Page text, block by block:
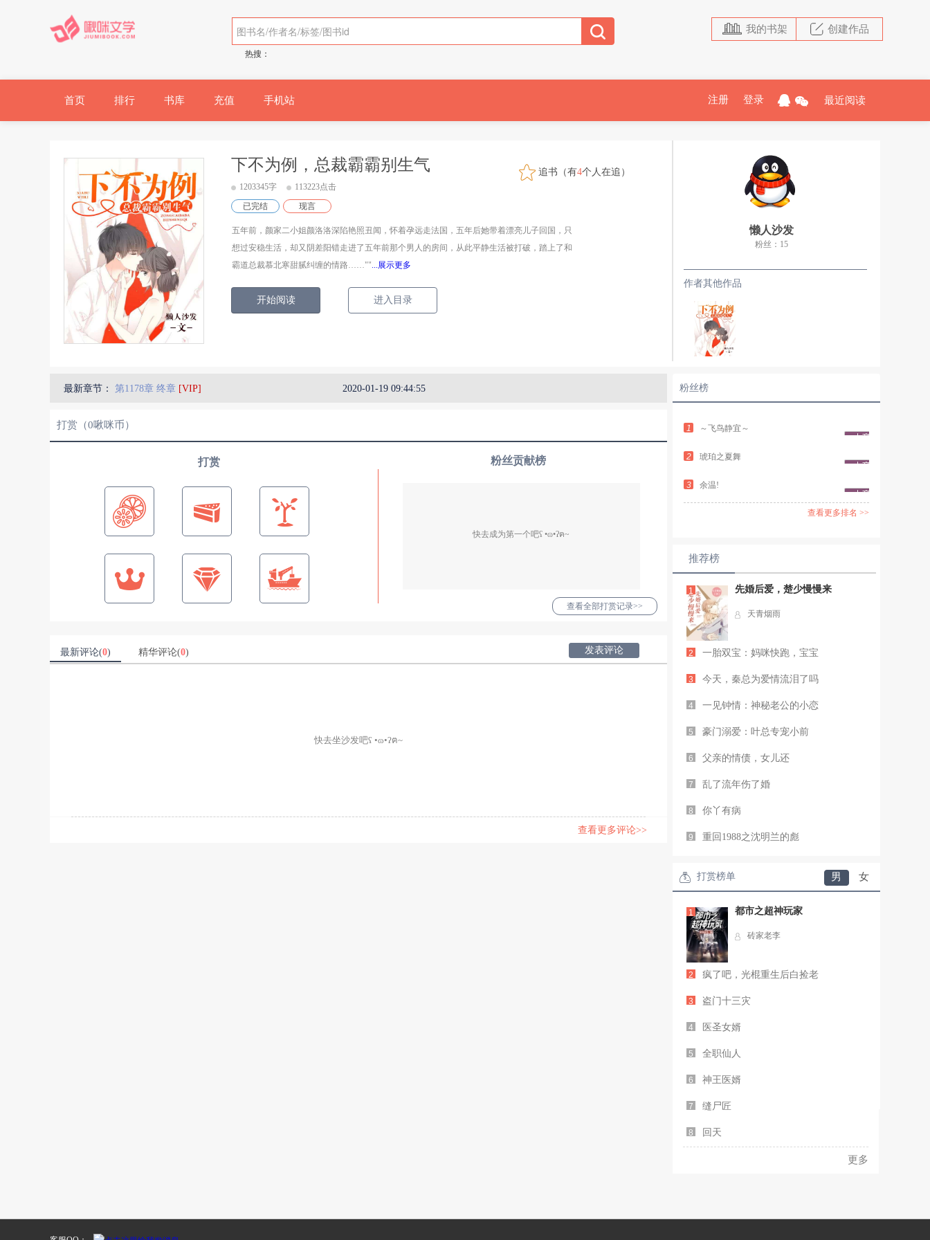
我的书架 创建作品
热搜：
首页 排行 书库 充值 手机站 注册 登录 最近阅读
下不为例，总裁霸霸别生气
1203345字
113223点击
已完结
现言
追书（有4个人在追）
五年前，颜家二小姐颜洛洛深陷艳照丑闻，怀着孕远走法国，五年后她带着漂亮儿子回国，只
想过安稳生活，却又阴差阳错走进了五年前那个男人的房间，从此平静生活被打破，踏上了和
霸道总裁慕北寒甜腻纠缠的情路……""...展示更多
开始阅读 进入目录
懒人沙发
粉丝：15
作者其他作品
最新章节： 第1178章 终章 [VIP] 2020-01-19 09:44:55
打赏（0啾咪币）
打赏 粉丝贡献榜
快去成为第一个吧ʕ •ɷ•ʔฅ~
查看全部打赏记录>>
最新评论(0) 精华评论(0) 发表评论
快去坐沙发吧ʕ •ɷ•ʔฅ~
查看更多评论>>
粉丝榜
1 ～飞鸟静宜～
2 琥珀之夏舞
3 余温!
查看更多排名 >>
推荐榜
1 先婚后爱，楚少慢慢来
天青烟雨
2 一胎双宝：妈咪快跑，宝宝
3 今天，秦总为爱情流泪了吗
4 一见钟情：神秘老公的小恋
5 豪门溺爱：叶总专宠小前
6 父亲的情债，女儿还
7 乱了流年伤了婚
8 你丫有病
9 重回1988之沈明兰的彪
男 女
打赏榜单
1 都市之超神玩家
砖家老李
2 疯了吧，光棍重生后白捡老
3 盗门十三灾
4 医圣女婿
5 全职仙人
6 神王医婿
7 缝尸匠
8 回天
更多